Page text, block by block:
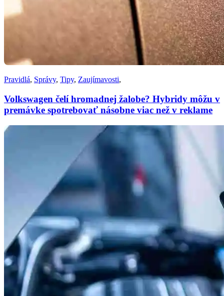
Pravidlá, Správy, Tipy, Zaujímavosti,
Volkswagen čelí hromadnej žalobe? Hybridy môžu v
premávke spotrebovať násobne viac než v reklame